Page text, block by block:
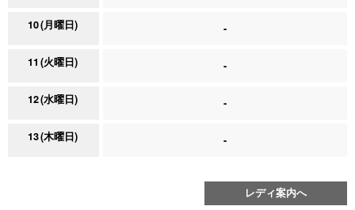
10 月曜日 -
11 火曜日 -
12 水曜日 -
13 木曜日 -
レディ案内へ